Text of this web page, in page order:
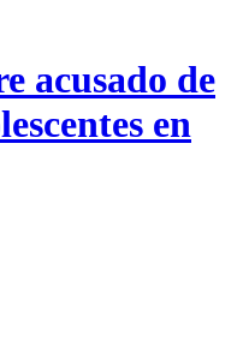
acusado de
en